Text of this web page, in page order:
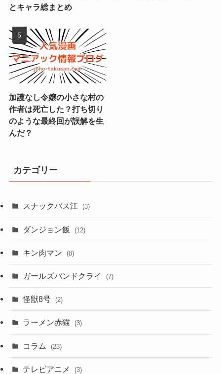
とキャラ総まとめ
加護なし令嬢の小さな村の
作者は死亡した？打ち切り
のような最終回が誤解を生
んだ？
カテゴリー
スナックバス江 (3)
ダンジョン飯 (12)
キン肉マン (8)
ガールズバンドクライ (7)
怪獣8号 (2)
ラーメン赤猫 (3)
コラム (23)
テレビアニメ (3)